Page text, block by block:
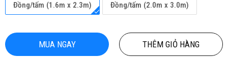
Đồng/tấm (1.6m x 2.3m)
Đồng/tấm (2.0m x 3.0m)
MUA NGAY THÊM GIỎ HÀNG